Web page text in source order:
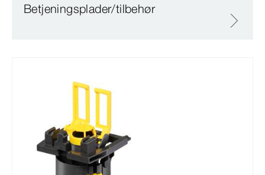
Betjeningsplader/tilbehør